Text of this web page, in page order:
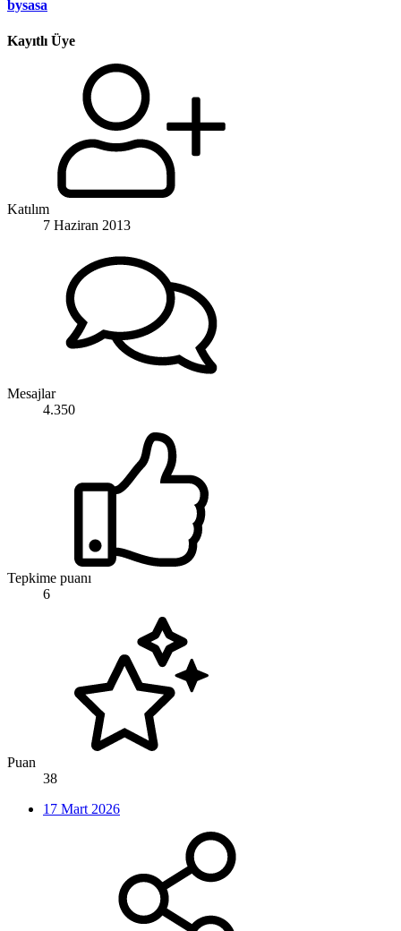
bysasa
Kayıtlı Üye
Katılım
7 Haziran 2013
Mesajlar
4.350
Tepkime puanı
6
Puan
38
17 Mart 2026